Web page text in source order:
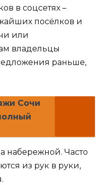
в соцсетях –
посёлков и
или
владельцы
раньше,
Сочи
набережной. Часто
из рук в руки,